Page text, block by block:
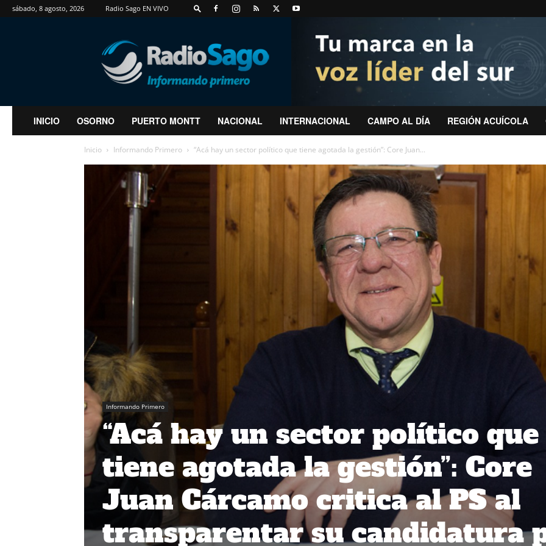
sábado, 8 agosto, 2026 Radio Sago EN VIVO
RadioSago
INICIO OSORNO PUERTO MONTT NACIONAL INTERNACIONAL CAMPO AL DÍA REGIÓN ACUÍCOLA
Inicio Informando Primero “Acá hay un sector político que tiene agotada la gestión”: Core Juan...
Informando Primero
“Acá hay un sector político que
tiene agotada la gestión”: Core
Juan Cárcamo critica al PS al
transparentar su candidatura